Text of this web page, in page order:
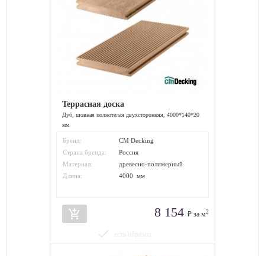
Террасная доска
Дуб, шовная полнотелая двухсторонняя, 4000*140*20
мм
Бренд:
CM Decking
Страна бренда:
Россия
Материал:
древесно-полимерный
композит
Длина: 4000 мм
add_shopping_cart 8 154 ₽ за м2